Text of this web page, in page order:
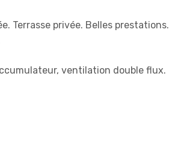
Terrasse privée. Belles prestations.
ventilation double flux.